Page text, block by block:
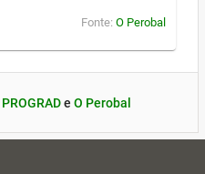
Fonte: O Perobal
PROGRADe O Perobal